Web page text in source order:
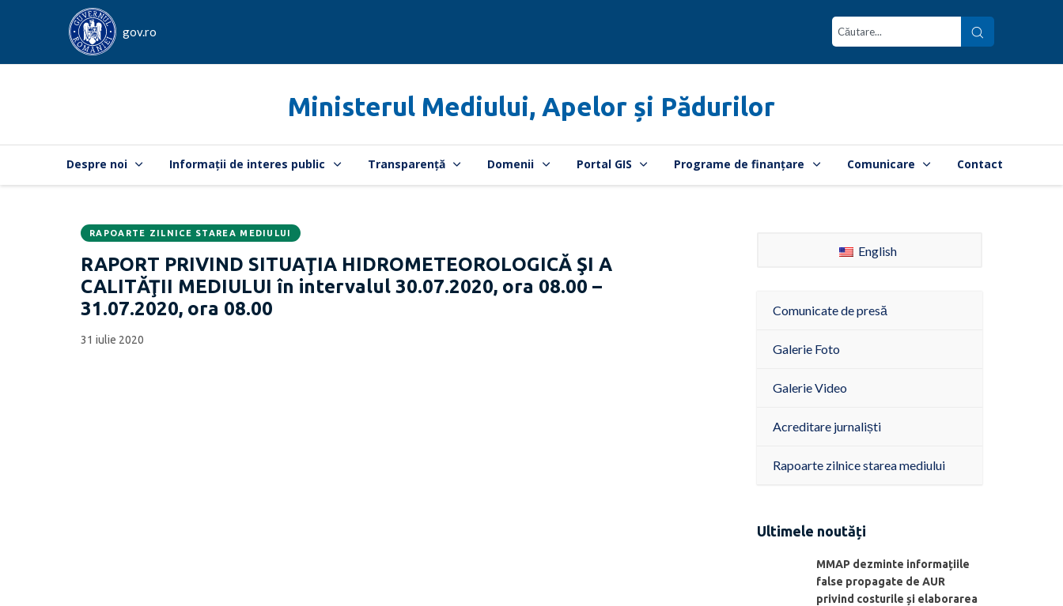
gov.ro
Ministerul Mediului, Apelor și Pădurilor
Despre noi Informații de interes public Transparență Domenii Portal GIS Programe de finanțare Comunicare Contact
CATEGORIA:
RAPOARTE ZILNICE STAREA MEDIULUI
RAPORT PRIVIND SITUAŢIA HIDROMETEOROLOGICĂ ŞI A
CALITĂŢII MEDIULUI în intervalul 30.07.2020, ora 08.00 –
31.07.2020, ora 08.00
Data
publicării:
31 iulie 2020
English
Comunicate de presă
Galerie Foto
Galerie Video
Acreditare jurnaliști
Rapoarte zilnice starea mediului
Ultimele noutăți
MMAP dezminte informațiile
false propagate de AUR
privind costurile și elaborarea